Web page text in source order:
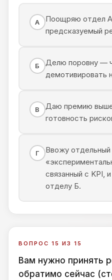
А
Поощряю отдел
предсказуемый
Б
Делю поровну —
демотивировать
В
Даю премию
готовность
Г
Ввожу
связанный с KPI,
отделу Б.
ВОПРОС 15 ИЗ 15
Вам нужно принять
обратимо сейчас